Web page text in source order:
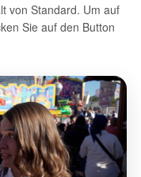
von Standard. Um auf
Sie auf den Button